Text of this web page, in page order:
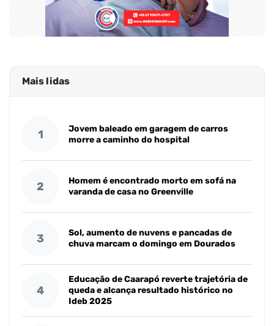
Mais lidas
1
Jovem baleado em garagem de carros
morre a caminho do hospital
2
Homem é encontrado morto em sofá na
varanda de casa no Greenville
3
Sol, aumento de nuvens e pancadas de
chuva marcam o domingo em Dourados
4
Educação de Caarapó reverte trajetória de
queda e alcança resultado histórico no
Ideb 2025